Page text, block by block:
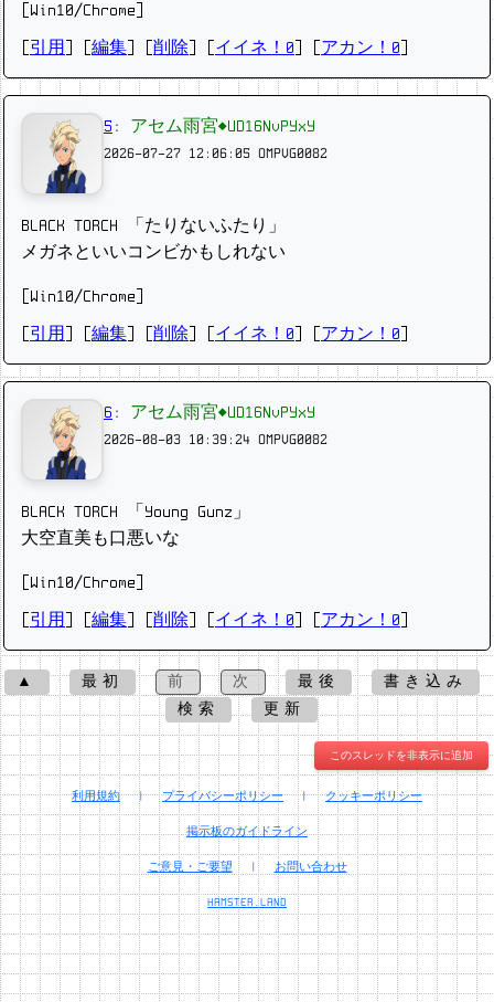
[Win10/Chrome]
引用 編集 削除 イイネ！0 アカン！0
5 : アセム雨宮◆UD16NvPYxY
2026-07-27 12:06:05 OMPVG0082
BLACK TORCH 「たりないふたり」
メガネといいコンビかもしれない
[Win10/Chrome]
引用 編集 削除 イイネ！0 アカン！0
6 : アセム雨宮◆UD16NvPYxY
2026-08-03 10:39:24 OMPVG0082
BLACK TORCH 「Young Gunz」
大空直美も口悪いな
[Win10/Chrome]
引用 編集 削除 イイネ！0 アカン！0
▲ 最初 前 次 最後
書き込み
検索
更新
このスレッドを非表示に追加
利用規約 | プライバシーポリシー | クッキーポリシー
掲示板のガイドライン
ご意見・ご要望 | お問い合わせ
HAMSTER.LAND